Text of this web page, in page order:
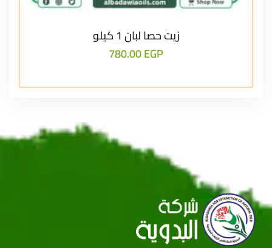
زيت حصا لبان 1 كيلو
780.00EGP